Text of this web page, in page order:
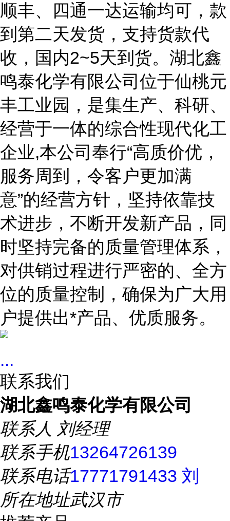
顺丰、四通一达运输均可，款
到第二天发货，支持货款代
收，国内2~5天到货。湖北鑫
鸣泰化学有限公司位于仙桃元
丰工业园，是集生产、科研、
经营于一体的综合性现代化工
企业,本公司奉行“高质价优，
服务周到，令客户更加满
意”的经营方针，坚持依靠技
术进步，不断开发新产品，同
时坚持完备的质量管理体系，
对供销过程进行严密的、全方
位的质量控制，确保为广大用
户提供出*产品、优质服务。
...
联系我们
湖北鑫鸣泰化学有限公司
联系人 刘经理
联系手机13264726139
联系电话17771791433 刘
所在地址武汉市